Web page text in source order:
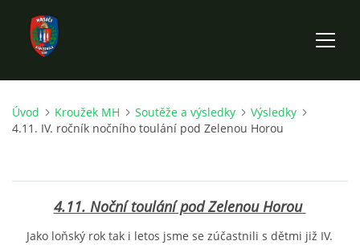
ÚVOD
VÝKONNÝ VÝBOR SBORU
Úvod Kroužek MH Soutěže a výsledky
Výsledky
4.11. IV. ročník nočního toulání pod Zelenou Horou
4.11. Noční toulání pod Zelenou Horou
Jako loňský rok tak i letos jsme se zúčastnili s dětmi již IV.